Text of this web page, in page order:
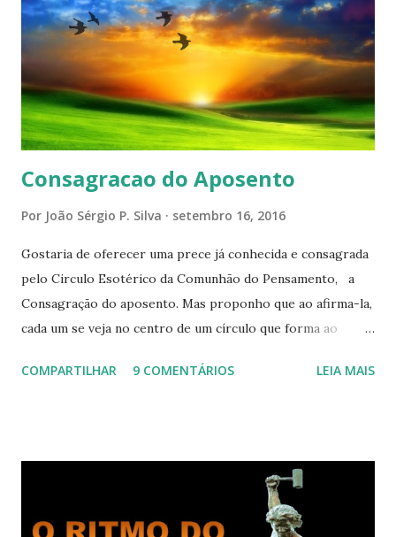
Consagracao do Aposento
Por João Sérgio P. Silva setembro 16, 2016
Gostaria de oferecer uma prece já conhecida e consagrada
pelo Circulo Esotérico da Comunhão do Pensamento, a
Consagração do aposento. Mas proponho que ao afirma-la,
cada um se veja no centro de um círculo que forma ao
cada um de nós mesmos. Um círculo que cresce e se
relacionamos e vai se ampliando e tocando os círculos
iluminados daqueles com que cooperamos, formando um
círculo cada vez maior de Paz e Harmonia. CONSAGRAÇÃO
COMPARTILHAR 9 COMENTÁRIOS LEIA MAIS